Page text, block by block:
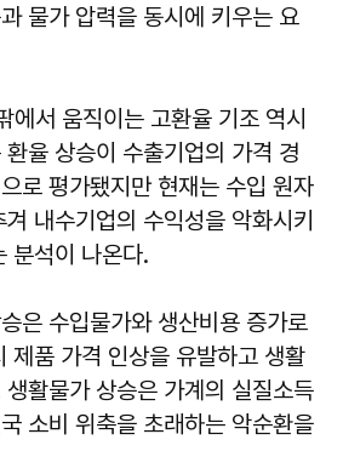
물가 압력을 동시에 키우는 요
서 움직이는 고환율 기조 역시
율 상승이 수출기업의 가격 경
로 평가됐지만 현재는 수입 원자
내수기업의 수익성을 악화시키
분석이 나온다.
은 수입물가와 생산비용 증가로
제품 가격 인상을 유발하고 생활
활물가 상승은 가계의 실질소득
소비 위축을 초래하는 악순환을